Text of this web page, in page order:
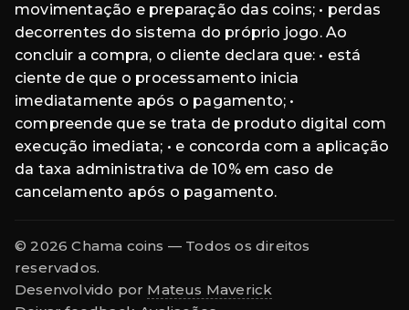
movimentação e preparação das coins; • perdas
decorrentes do sistema do próprio jogo. Ao
concluir a compra, o cliente declara que: • está
ciente de que o processamento inicia
imediatamente após o pagamento; •
compreende que se trata de produto digital com
execução imediata; • e concorda com a aplicação
da taxa administrativa de 10% em caso de
cancelamento após o pagamento.
© 2026 Chama coins — Todos os direitos
reservados.
Desenvolvido por Mateus Maverick